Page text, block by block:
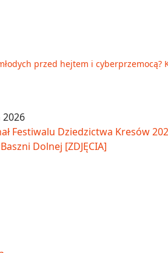
przed hejtem i cyberprzemocą?